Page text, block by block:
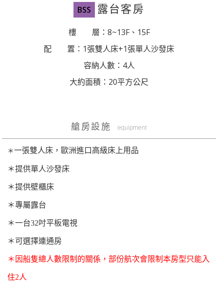
BSS 露台客房
樓 層：8~13F、15F
配 置：1張雙人床+1張單人沙發床
容納人數：4人
大約面積：20平方公尺
艙房設施 equipment
＊一張雙人床，歐洲進口高級床上用品
＊提供單人沙發床
＊提供壁櫃床
＊專屬露台
＊一台32吋平板電視
＊可選擇連通房
＊ 因船隻總人數限制的關係，部份航次會限制本房型只能入
住2人